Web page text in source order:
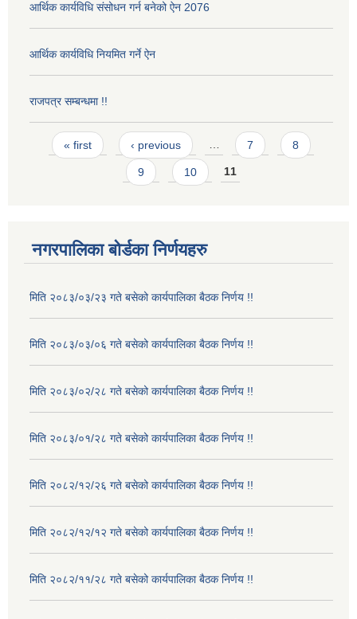
आर्थिक कार्यविधि संसोधन गर्न बनेको ऐन 2076
आर्थिक कार्यविधि नियमित गर्ने ऐन
राजपत्र सम्बन्धमा !!
Pages
« first ‹ previous … 7 8
9 10 11
नगरपालिका बोर्डका निर्णयहरु
मिति २०८३/०३/२३ गते बसेको कार्यपालिका बैठक निर्णय !!
मिति २०८३/०३/०६ गते बसेको कार्यपालिका बैठक निर्णय !!
मिति २०८३/०२/२८ गते बसेको कार्यपालिका बैठक निर्णय !!
मिति २०८३/०१/२८ गते बसेको कार्यपालिका बैठक निर्णय !!
मिति २०८२/१२/२६ गते बसेको कार्यपालिका बैठक निर्णय !!
मिति २०८२/१२/१२ गते बसेको कार्यपालिका बैठक निर्णय !!
मिति २०८२/११/२८ गते बसेको कार्यपालिका बैठक निर्णय !!